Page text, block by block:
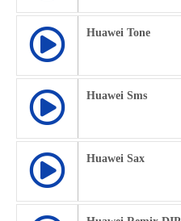
Huawei Tone
Huawei Sms
Huawei Sax